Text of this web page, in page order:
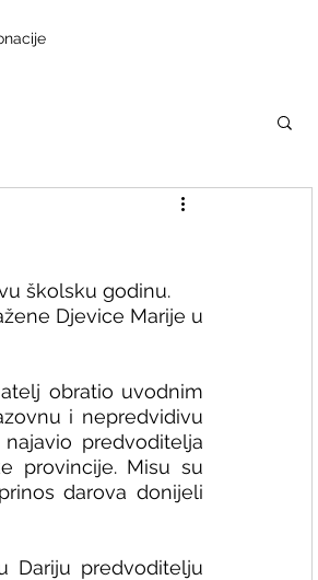
školsku godinu.
Djevice Marije u
obratio uvodnim
i nepredvidivu
predvoditelja
provincije. Misu su
darova donijeli
Dariju predvoditelju